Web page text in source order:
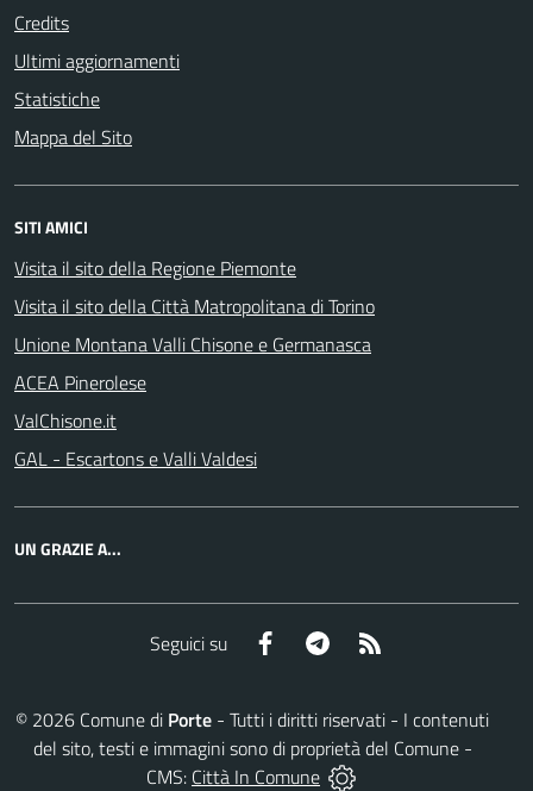
Credits
Ultimi aggiornamenti
Statistiche
Mappa del Sito
SITI AMICI
Visita il sito della Regione Piemonte
Visita il sito della Città Matropolitana di Torino
Unione Montana Valli Chisone e Germanasca
ACEA Pinerolese
ValChisone.it
GAL - Escartons e Valli Valdesi
UN GRAZIE A...
Seguici su Facebook Telegram
© 2026 Comune di Porte - Tutti i diritti riservati - I contenuti
del sito, testi e immagini sono di proprietà del Comune -
CMS: Città In Comune